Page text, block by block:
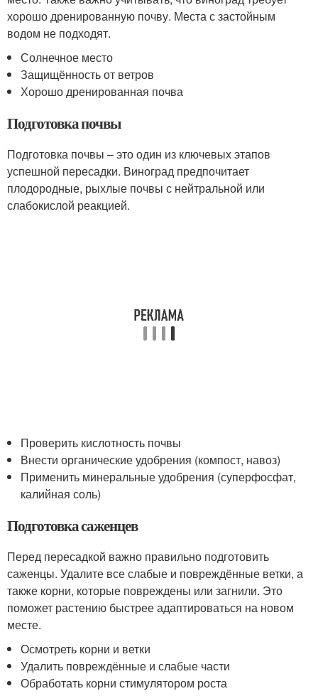
хорошо дренированную почву. Места с застойным
водом не подходят.
Солнечное место
Защищённость от ветров
Хорошо дренированная почва
Подготовка почвы
Подготовка почвы – это один из ключевых этапов
успешной пересадки. Виноград предпочитает
плодородные, рыхлые почвы с нейтральной или
слабокислой реакцией.
Проверить кислотность почвы
Внести органические удобрения (компост, навоз)
Применить минеральные удобрения (суперфосфат,
калийная соль)
Подготовка саженцев
Перед пересадкой важно правильно подготовить
саженцы. Удалите все слабые и повреждённые ветки, а
также корни, которые повреждены или загнили. Это
поможет растению быстрее адаптироваться на новом
месте.
Осмотреть корни и ветки
Удалить повреждённые и слабые части
Обработать корни стимулятором роста